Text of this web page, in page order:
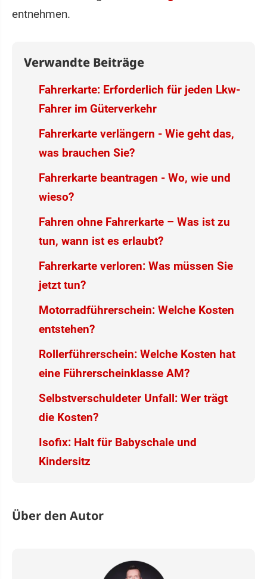
entnehmen.
Verwandte Beiträge
Fahrerkarte: Erforderlich für jeden Lkw-
Fahrer im Güterverkehr
Fahrerkarte verlängern - Wie geht das,
was brauchen Sie?
Fahrerkarte beantragen - Wo, wie und
wieso?
Fahren ohne Fahrerkarte – Was ist zu
tun, wann ist es erlaubt?
Fahrerkarte verloren: Was müssen Sie
jetzt tun?
Motorradführerschein: Welche Kosten
entstehen?
Rollerführerschein: Welche Kosten hat
eine Führerscheinklasse AM?
Selbstverschuldeter Unfall: Wer trägt
die Kosten?
Isofix: Halt für Babyschale und
Kindersitz
Über den Autor